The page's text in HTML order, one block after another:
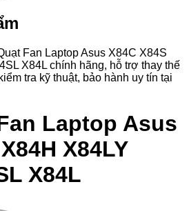
Fan Laptop Asus X84C X84S
X84L chính hãng, hỗ trợ thay thế
tra kỹ thuật, bảo hành uy tín tại
Laptop Asus
X84LY
X84L